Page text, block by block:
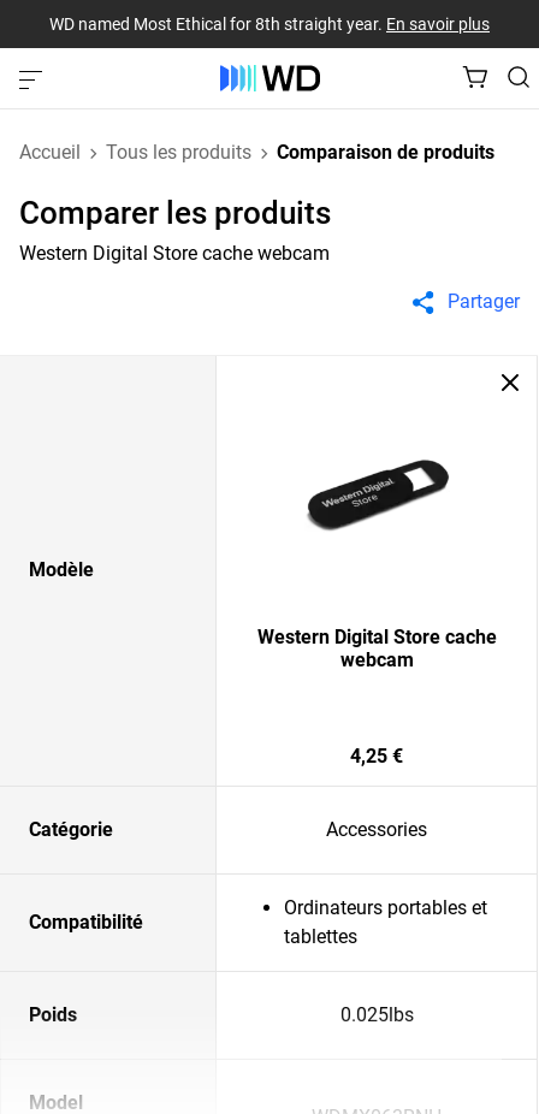
WD named Most Ethical for 8th straight year. En savoir plus
Accueil Tous les produits Comparaison de produits
Comparer les produits
Western Digital Store cache webcam
Partager
Modèle
Western Digital Store cache
webcam
4,25 €
Catégorie Accessories
Compatibilité
Ordinateurs portables et
tablettes
Poids 0.025lbs
Model